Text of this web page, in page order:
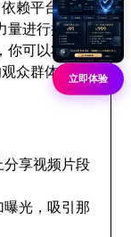
依赖平台的自
量进行推广也
你可以将
众群体中，
分享视频片段
曝光，吸引那
立即体验